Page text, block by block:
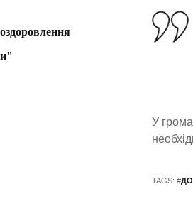
У
TAGS: #